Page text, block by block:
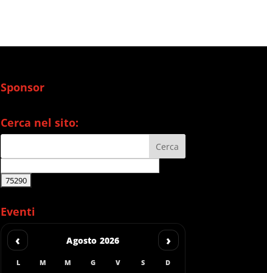
Sponsor
Cerca nel sito:
Eventi
‹ Agosto 2026 ›
L M M G V S D